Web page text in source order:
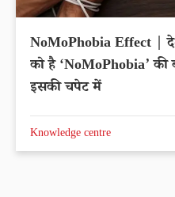
NoMoPhobia Effect |
को है ‘NoMoPhobia’
इसकी चपेट में
Knowledge centre